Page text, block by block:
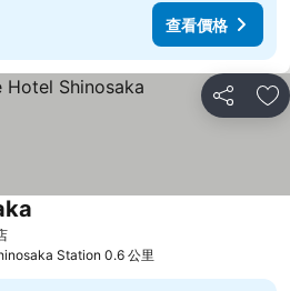
查看價格
分享 加
查看價格
Station 0.6 公里